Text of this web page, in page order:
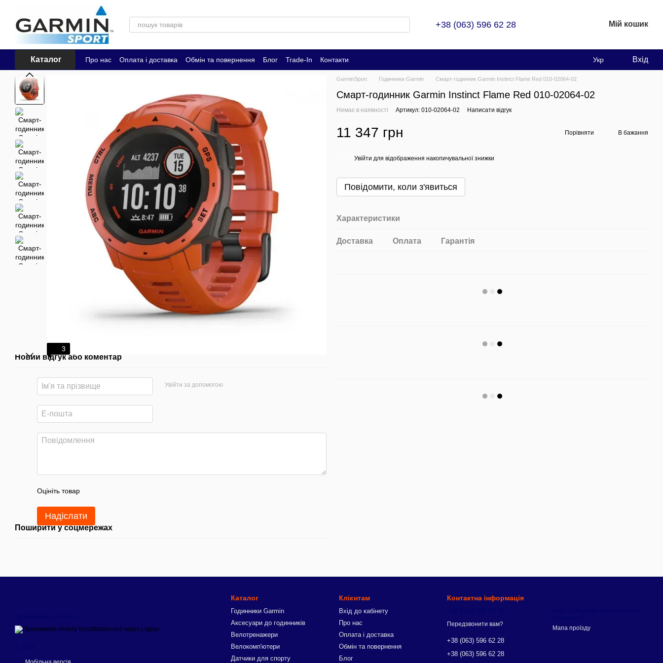
Перейти до основного контенту
+38 (063) 596 62 28 Мій кошик
Каталог Про нас Оплата і доставка Обмін та повернення Блог Trade-In Контакти Укр Вхід
3
Новий відгук або коментар
Увійти за допомогою
Оцініть товар
Надіслати
Поширити у соцмережах
GarminSport Годинники Garmin Смарт-годинник Garmin Instinct Flame Red 010-02064-02
Смарт-годинник Garmin Instinct Flame Red 010-02064-02
Немає в наявності Артикул: 010-02064-02 Написати відгук
11 347 грн Порівняти В бажання
Увійти для відображення накопичувальної знижки
Повідомити, коли з'явиться
Характеристики
Доставка Оплата Гарантія
Каталог
Годинники Garmin
Аксесуари до годинників
Велотренажери
Велокомп'ютери
Датчики для спорту
Клієнтам
Вхід до кабінету
Про нас
Оплата і доставка
Обмін та повернення
Блог
Контактна інформація
Передзвонити вам?
+38 (063) 596 62 28
+38 (063) 596 62 28
Мапа проїзду